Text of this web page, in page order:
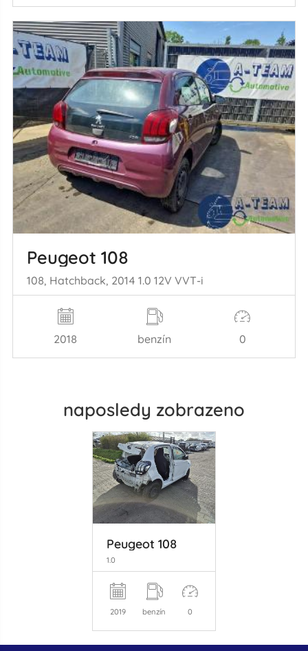
Peugeot 108
108, Hatchback, 2014 1.0 12V VVT-i
2018 benzín 0
naposledy zobrazeno
Peugeot 108
1.0
2019 benzín 0